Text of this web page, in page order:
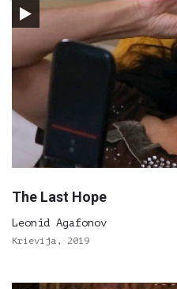
The Last Hope
Leonid Agafonov
Krievija, 2019